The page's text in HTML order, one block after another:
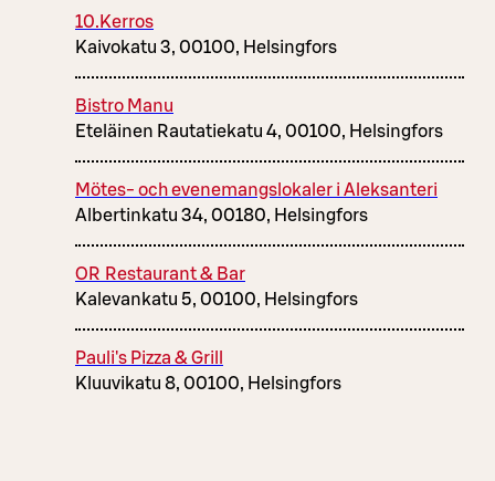
10.Kerros
Kaivokatu 3, 00100, Helsingfors
Bistro Manu
Eteläinen Rautatiekatu 4, 00100, Helsingfors
Mötes- och evenemangslokaler i Aleksanteri
Albertinkatu 34, 00180, Helsingfors
OR Restaurant & Bar
Kalevankatu 5, 00100, Helsingfors
Pauli's Pizza & Grill
Kluuvikatu 8, 00100, Helsingfors